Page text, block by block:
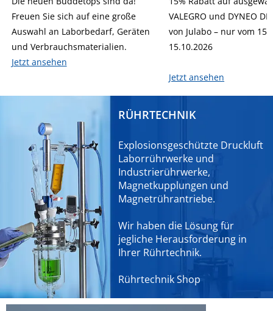
Freuen Sie sich auf eine große
Auswahl an Laborbedarf, Geräten
und Verbrauchsmaterialien.
Jetzt ansehen
VALEGRO und DYNEO
von Julabo – nur vom
15.10.2026
Jetzt ansehen
RÜHRTECHNIK
Explosionsgeschützte Druckluft
Laborrührwerke und
Industrierührwerke,
Magnetkupplungen und
Magnetrührantriebe.
Wir haben die Lösung für
jegliche Herausforderung in
Ihrer Rührtechnik.
Rührtechnik Shop